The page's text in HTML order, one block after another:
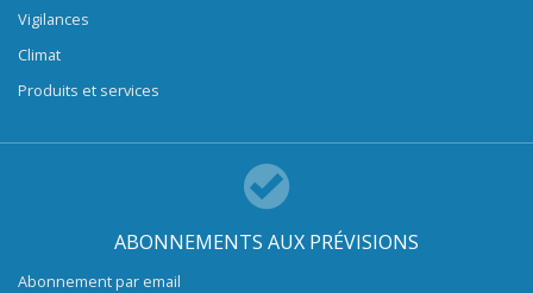
Vigilances
Climat
Produits et services
ABONNEMENTS AUX PRÉVISIONS
Abonnement par email